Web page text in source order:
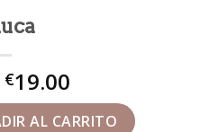
€19.00
AL CARRITO